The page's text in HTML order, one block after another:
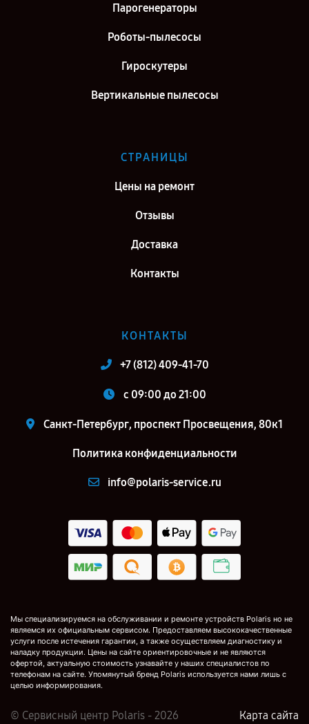
Парогенераторы
Роботы-пылесосы
Гироскутеры
Вертикальные пылесосы
СТРАНИЦЫ
Цены на ремонт
Отзывы
Доставка
Контакты
КОНТАКТЫ
+7 (812) 409-41-70
c 09:00 до 21:00
Санкт-Петербург, проспект Просвещения, 80к1
Политика конфиденциальности
info@polaris-service.ru
Мы специализируемся на обслуживании и ремонте устройств Polaris но не
являемся их официальным сервисом. Предоставляем высококачественные
услуги после истечения гарантии, а также осуществляем диагностику и
наладку продукции. Цены на сайте ориентировочные и не являются
офертой, актуальную стоимость узнавайте у наших специалистов по
телефонам на сайте. Упомянутый бренд Polaris используется нами лишь с
целью информирования.
© Сервисный центр Polaris - 2026 Карта сайта